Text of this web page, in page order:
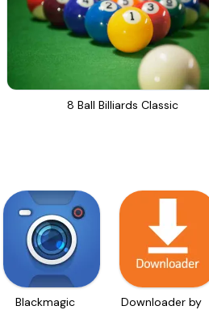
8 Ball Billiards Classic
Blackmagic
Downloader by